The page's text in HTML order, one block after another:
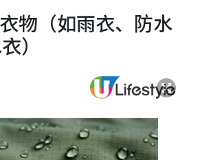
物（如雨衣、防水
）